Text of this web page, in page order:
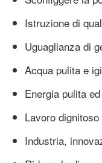
Istruzione di
Uguaglianza di
Acqua pulita e
Energia pulita
Lavoro
Industria,